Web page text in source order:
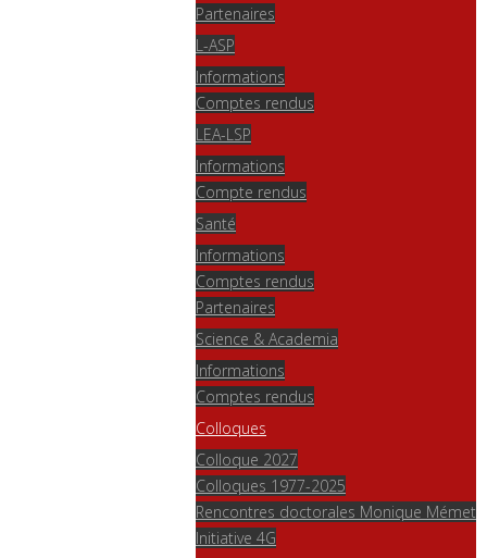
Partenaires
L-ASP
Informations
Comptes rendus
LEA-LSP
Informations
Compte rendus
Santé
Informations
Comptes rendus
Partenaires
Science & Academia
Informations
Comptes rendus
Colloques
Colloque 2027
Colloques 1977-2025
Rencontres doctorales Monique Mémet
Initiative 4G